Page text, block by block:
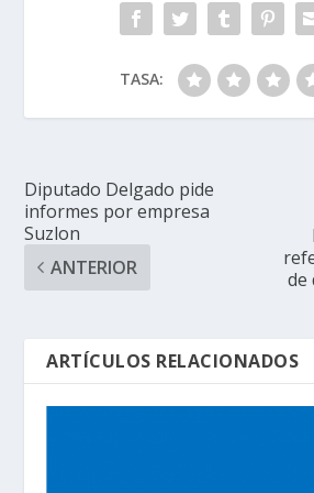
TASA:
Diputado Delgado pide
informes por empresa
Suzlon
ANTERIOR
de
ARTÍCULOS RELACIONADOS